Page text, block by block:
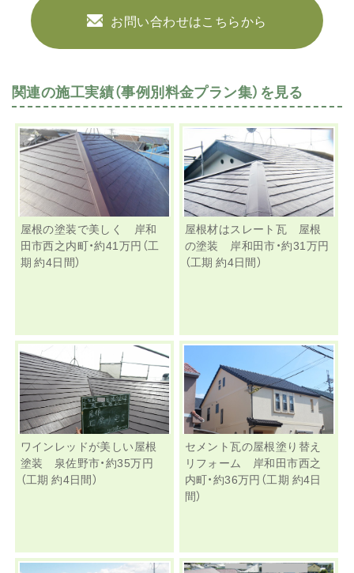
お問い合わせはこちらから
関連の施工実績（事例別料金プラン集）を見る
屋根の塗装で美しく 岸和
田市西之内町・約41万円（工
期 約4日間）
屋根材はスレート瓦 屋根
の塗装 岸和田市・約31万円
（工期 約4日間）
ワインレッドが美しい屋根
塗装 泉佐野市・約35万円
（工期 約4日間）
セメント瓦の屋根塗り替え
リフォーム 岸和田市西之
内町・約36万円（工期 約4日
間）